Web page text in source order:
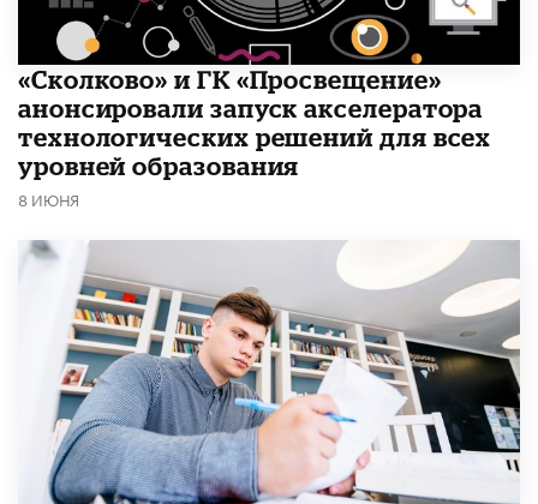
«Сколково» и ГК «Просвещение»
анонсировали запуск акселератора
технологических решений для всех
уровней образования
8 ИЮНЯ